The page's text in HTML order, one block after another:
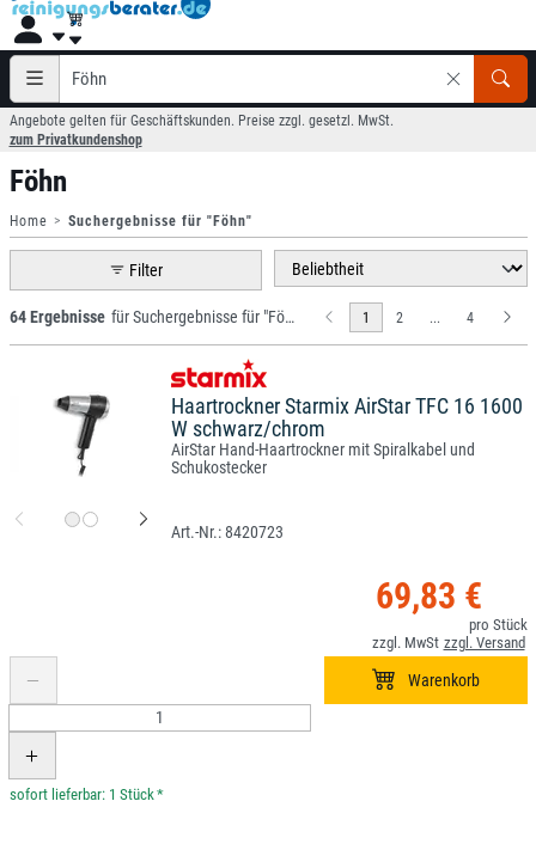
Angebote gelten für Geschäftskunden. Preise zzgl. gesetzl. MwSt.
zum Privatkundenshop
Föhn
Home Suchergebnisse für "Föhn"
Filter
64 Ergebnisse für Suchergebnisse für "Föhn" 1 2 ... 4
Haartrockner Starmix AirStar TFC 16 1600
W schwarz/chrom
AirStar Hand-Haartrockner mit Spiralkabel und
Schukostecker
8420723
69,83 €
*